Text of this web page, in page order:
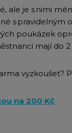
ale je s nimi
s
poukázek
mají do
vyzkoušet?
na 200 Kč